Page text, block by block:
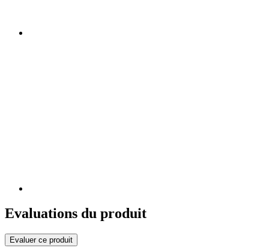
Evaluations du produit
Evaluer ce produit